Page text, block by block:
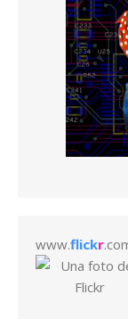
www.flickr